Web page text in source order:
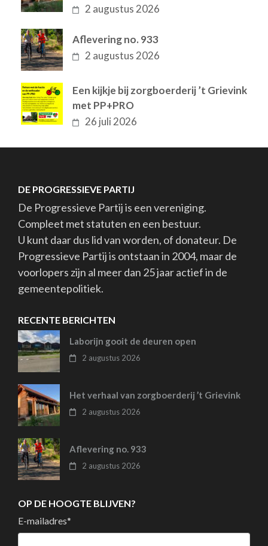
2 augustus 2026
Aflevering no. 933
2 augustus 2026
Een kijkje bij zorgboerderij ’t Grievink
met PP+PRO
26 juli 2026
DE PROGRESSIEVE PARTIJ
De Progressieve Partij is een vereniging.
Compleet met statuten en een bestuur.
U kunt daar dus lid van worden, of donateur. De
Progressieve Partij is ontstaan in 2004, maar de
voorlopers zijn al meer dan 25 jaar actief in de
gemeentepolitiek.
RECENTE BERICHTEN
Laborijn gooit de deuren open
2 augustus 2026
Het verhaal van zorgboerderij ’t Grievink
2 augustus 2026
Aflevering no. 933
2 augustus 2026
OP DE HOOGTE BLIJVEN?
E-mailadres*